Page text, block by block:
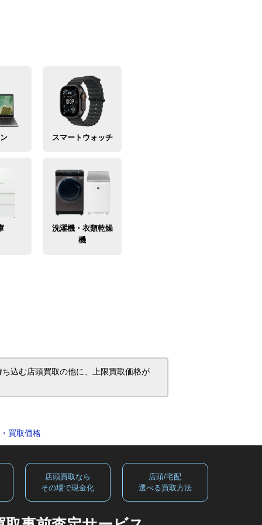
スマートウォッチ
洗濯機・衣類乾燥
機
込む店頭買取の他に、上限買取価格が
買取価格
店頭買取なら
その場で現金化
店頭/宅配
選べる買取方法